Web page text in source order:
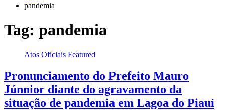
pandemia
Tag: pandemia
Atos Oficiais Featured
Pronunciamento do Prefeito Mauro
Júnnior diante do agravamento da
situação de pandemia em Lagoa do Piauí